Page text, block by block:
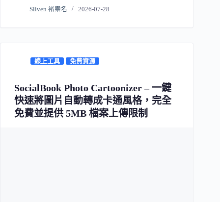
Sliven 褚崇名 2026-07-28
線上工具 免費資源
SocialBook Photo Cartoonizer – 一鍵
快速將圖片自動轉成卡通風格，完全
免費並提供 5MB 檔案上傳限制